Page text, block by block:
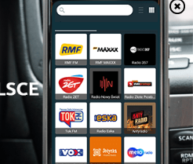
Hardcore Mixtapes